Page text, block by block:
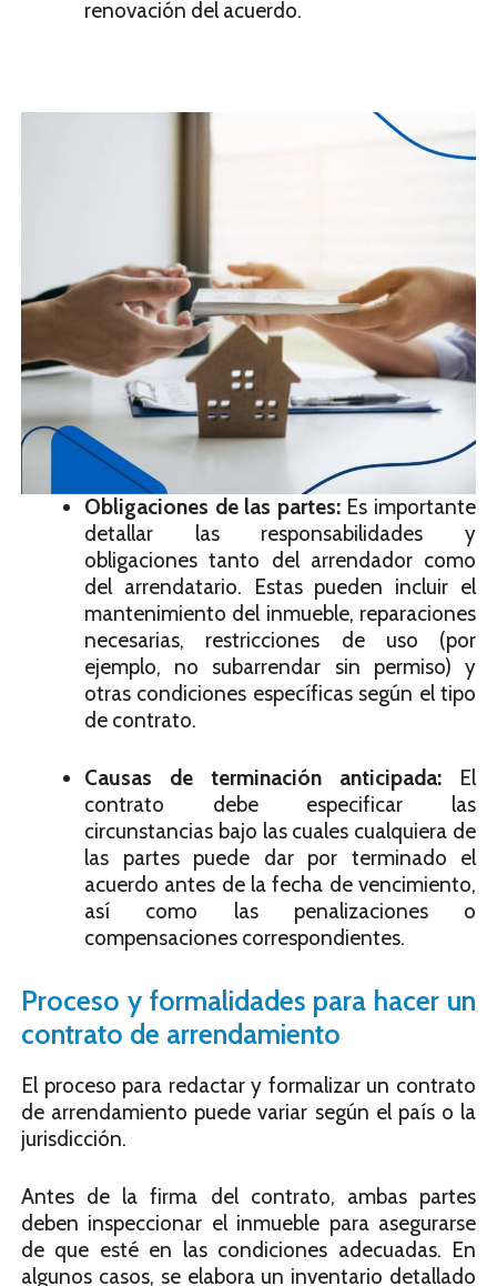
renovación del acuerdo.
Obligaciones de las partes:Es importante
detallar las responsabilidades y
obligaciones tanto del arrendador como
del arrendatario. Estas pueden incluir el
mantenimiento del inmueble, reparaciones
necesarias, restricciones de uso (por
ejemplo, no subarrendar sin permiso) y
otras condiciones específicas según el tipo
de contrato.
Causas de terminación anticipada: El
contrato debe especificar las
circunstancias bajo las cuales cualquiera de
las partes puede dar por terminado el
acuerdo antes de la fecha de vencimiento,
así como las penalizaciones o
compensaciones correspondientes.
Proceso y formalidades para hacer un
contrato de arrendamiento
El proceso para redactar y formalizar un contrato
de arrendamiento puede variar según el país o la
jurisdicción.
Antes de la firma del contrato, ambas partes
deben inspeccionar el inmueble para asegurarse
de que esté en las condiciones adecuadas. En
algunos casos, se elabora un inventario detallado